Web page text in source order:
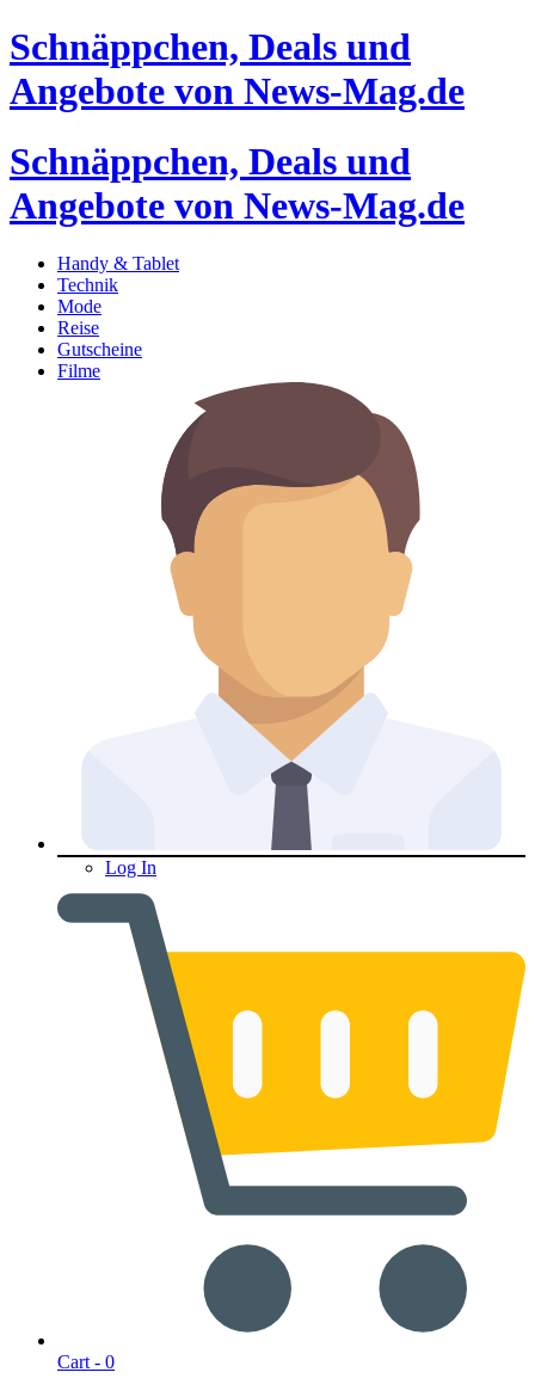
Schnäppchen, Deals und
Angebote von News-Mag.de
Schnäppchen, Deals und
Angebote von News-Mag.de
Handy & Tablet
Technik
Mode
Reise
Gutscheine
Filme
Log In
Cart - 0